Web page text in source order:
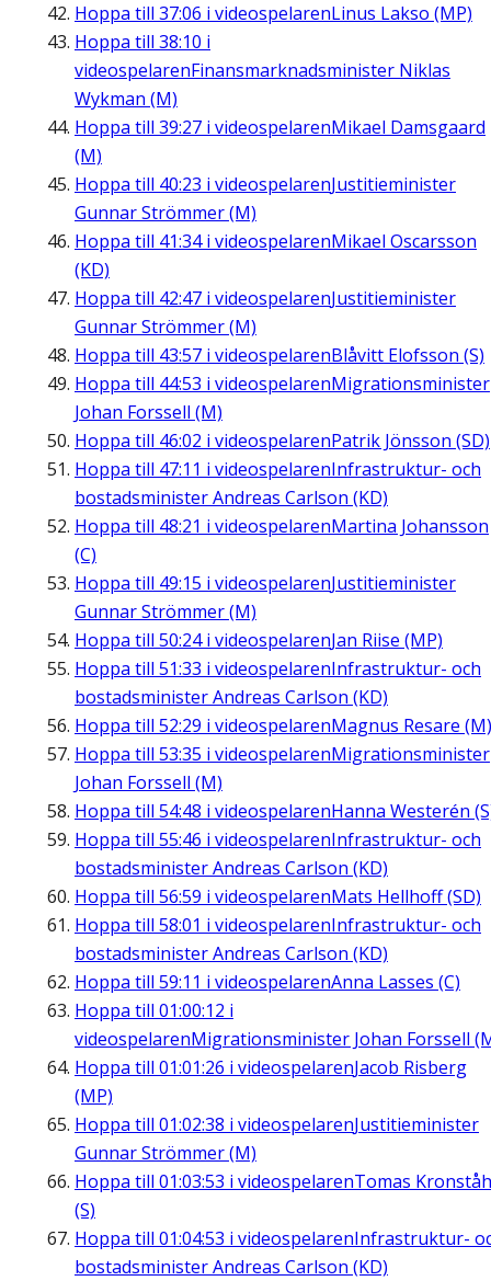
Hoppa till 37:06 i videospelarenLinus Lakso (MP)
Hoppa till 38:10 i
videospelarenFinansmarknadsminister Niklas
Wykman (M)
Hoppa till 39:27 i videospelarenMikael Damsgaard
(M)
Hoppa till 40:23 i videospelarenJustitieminister
Gunnar Strömmer (M)
Hoppa till 41:34i videospelarenMikael Oscarsson
(KD)
Hoppa till 42:47 i videospelarenJustitieminister
Gunnar Strömmer (M)
Hoppa till 43:57 i videospelarenBlåvitt Elofsson (S)
Hoppa till 44:53 i videospelarenMigrationsminister
Johan Forssell (M)
Hoppa till 46:02 i videospelarenPatrik Jönsson (SD)
Hoppa till 47:11 i videospelarenInfrastruktur- och
bostadsminister Andreas Carlson (KD)
Hoppa till 48:21 i videospelarenMartina Johansson
(C)
Hoppa till 49:15 i videospelarenJustitieminister
Gunnar Strömmer (M)
Hoppa till 50:24i videospelarenJan Riise (MP)
Hoppa till 51:33 i videospelarenInfrastruktur- och
bostadsminister Andreas Carlson (KD)
Hoppa till 52:29 i videospelarenMagnus Resare (M)
Hoppa till 53:35 i videospelarenMigrationsminister
Johan Forssell (M)
Hoppa till 54:48 i videospelarenHanna Westerén
Hoppa till 55:46 i videospelarenInfrastruktur- och
bostadsminister Andreas Carlson (KD)
Hoppa till 56:59 i videospelarenMats Hellhoff (SD)
Hoppa till 58:01 i videospelarenInfrastruktur- och
bostadsminister Andreas Carlson (KD)
Hoppa till 59:11 i videospelarenAnna Lasses (C)
Hoppa till 01:00:12 i
videospelarenMigrationsminister Johan Forssell
Hoppa till 01:01:26 i videospelarenJacob Risberg
(MP)
Hoppa till 01:02:38 i videospelarenJustitieminister
Gunnar Strömmer (M)
Hoppa till 01:03:53 i videospelarenTomas
(S)
Hoppa till 01:04:53 i videospelarenInfrastruktur-
bostadsminister Andreas Carlson (KD)